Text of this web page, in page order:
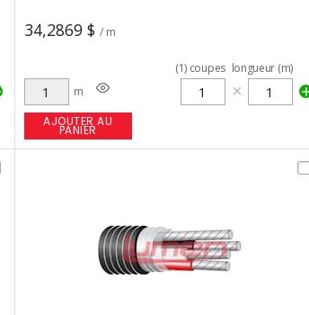
34,2869 $ / m
m
(1) coupes longueur (m)
AJOUTER AU
PANIER